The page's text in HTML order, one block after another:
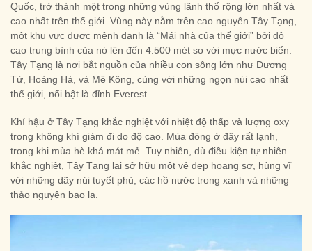
Quốc, trở thành một trong những vùng lãnh thổ rộng lớn nhất và
cao nhất trên thế giới. Vùng này nằm trên cao nguyên Tây Tạng,
một khu vực được mệnh danh là “Mái nhà của thế giới” bởi độ
cao trung bình của nó lên đến 4.500 mét so với mực nước biển.
Tây Tạng là nơi bắt nguồn của nhiều con sông lớn như Dương
Tử, Hoàng Hà, và Mê Kông, cùng với những ngọn núi cao nhất
thế giới, nổi bật là đỉnh Everest.
Khí hậu ở Tây Tạng khắc nghiệt với nhiệt độ thấp và lượng oxy
trong không khí giảm đi do độ cao. Mùa đông ở đây rất lạnh,
trong khi mùa hè khá mát mẻ. Tuy nhiên, dù điều kiện tự nhiên
khắc nghiệt, Tây Tạng lại sở hữu một vẻ đẹp hoang sơ, hùng vĩ
với những dãy núi tuyết phủ, các hồ nước trong xanh và những
thảo nguyên bao la.